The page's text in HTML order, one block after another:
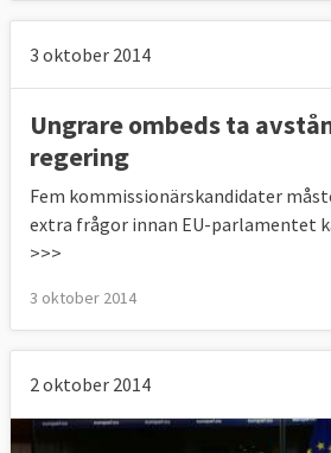
3 oktober 2014
Ungrare ombeds ta
regering
Fem kommissionärskandidater
extra frågor innan EU-parlamentet
>>>
3 oktober 2014
2 oktober 2014